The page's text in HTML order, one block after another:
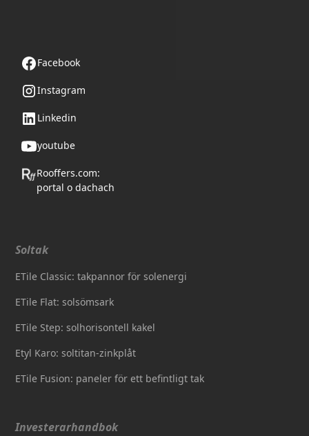
Facebook
Instagram
Linkedin
youtube
Rooffers.com:
portal o dachach
Soltak
ETile Classic: takpannor för solenergi
ETile Flat: solsömsark
ETile Step: solhorisontell kakel
Etyl Karo: soltitan-zinkplåt
ETile Fusion: paneler för ett befintligt tak
Investerarhandbok